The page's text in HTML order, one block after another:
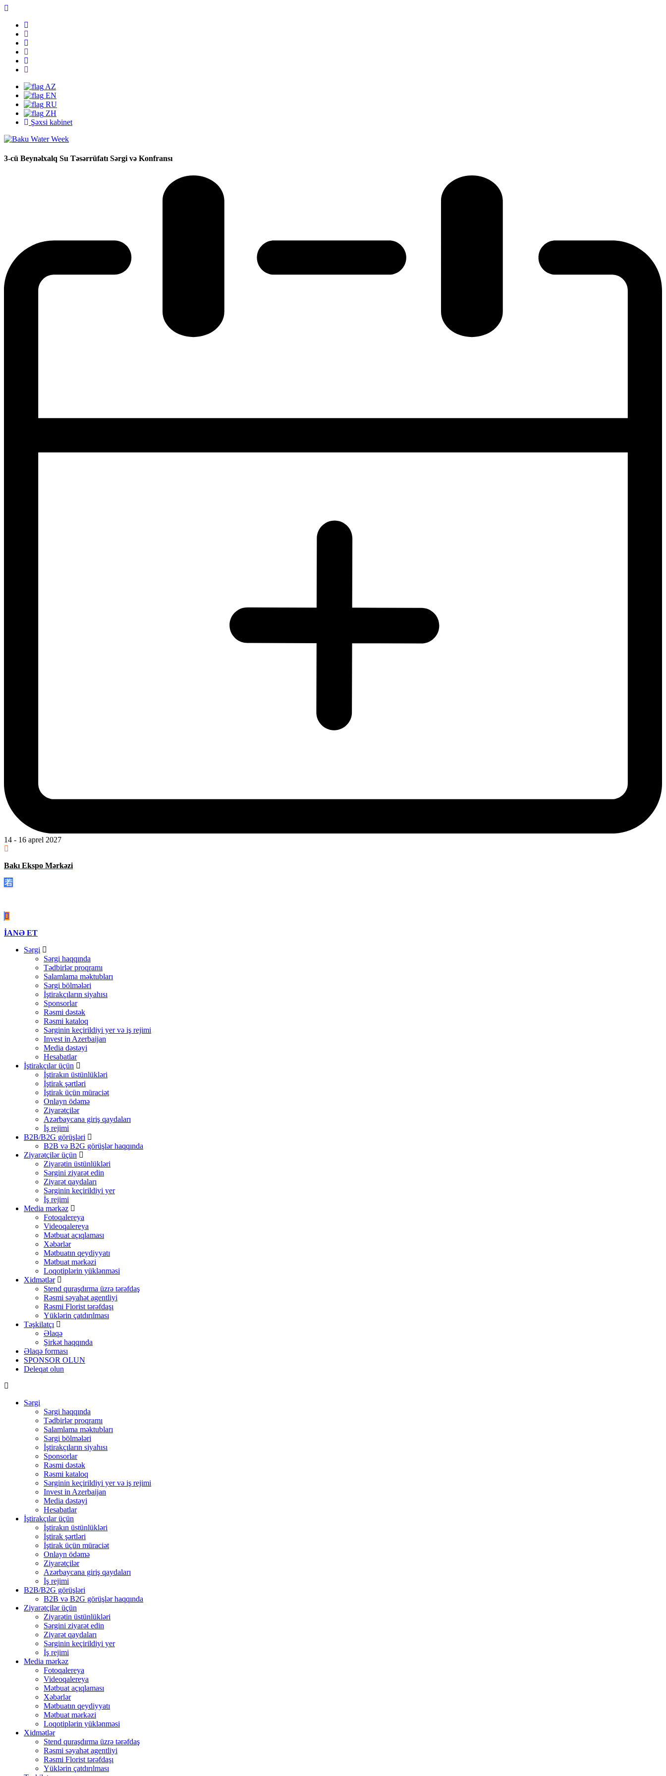
AZ
EN
RU
ZH
Şəxsi kabinet
3-cü Beynəlxalq Su Təsərrüfatı Sərgi və Konfransı
14 - 16 aprel 2027
Bakı Ekspo Mərkəzi
İANƏ ET
Sərgi
Sərgi haqqında
Tədbirlər proqramı
Salamlama məktubları
Sərgi bölmələri
İştirakçıların siyahısı
Sponsorlar
Rəsmi dəstək
Rəsmi kataloq
Sərginin keçirildiyi yer və iş rejimi
Invest in Azerbaijan
Media dəstəyi
Hesabatlar
İştirakçılar üçün
İştirakın üstünlükləri
İştirak şərtləri
İştirak üçün müraciət
Onlayn ödəmə
Ziyarətçilər
Azərbaycana giriş qaydaları
İş rejimi
B2B/B2G görüşləri
B2B və B2G görüşlər haqqında
Ziyarətçilər üçün
Ziyarətin üstünlükləri
Sərgini ziyarət edin
Ziyarət qaydaları
Sərginin keçirildiyi yer
İş rejimi
Media mərkəz
Fotoqalereya
Videoqalereya
Mətbuat açıqlaması
Xəbərlər
Mətbuatın qeydiyyatı
Mətbuat mərkəzi
Loqotiplərin yüklənməsi
Xidmətlər
Stend quraşdırma üzrə tərəfdaş
Rəsmi səyahət agentliyi
Rəsmi Florist tərəfdaşı
Yüklərin çatdırılması
Təşkilatçı
Əlaqə
Şirkət haqqında
Əlaqə forması
SPONSOR OLUN
Deleqat olun
Sərgi
Sərgi haqqında
Tədbirlər proqramı
Salamlama məktubları
Sərgi bölmələri
İştirakçıların siyahısı
Sponsorlar
Rəsmi dəstək
Rəsmi kataloq
Sərginin keçirildiyi yer və iş rejimi
Invest in Azerbaijan
Media dəstəyi
Hesabatlar
İştirakçılar üçün
İştirakın üstünlükləri
İştirak şərtləri
İştirak üçün müraciət
Onlayn ödəmə
Ziyarətçilər
Azərbaycana giriş qaydaları
İş rejimi
B2B/B2G görüşləri
B2B və B2G görüşlər haqqında
Ziyarətçilər üçün
Ziyarətin üstünlükləri
Sərgini ziyarət edin
Ziyarət qaydaları
Sərginin keçirildiyi yer
İş rejimi
Media mərkəz
Fotoqalereya
Videoqalereya
Mətbuat açıqlaması
Xəbərlər
Mətbuatın qeydiyyatı
Mətbuat mərkəzi
Loqotiplərin yüklənməsi
Xidmətlər
Stend quraşdırma üzrə tərəfdaş
Rəsmi səyahət agentliyi
Rəsmi Florist tərəfdaşı
Yüklərin çatdırılması